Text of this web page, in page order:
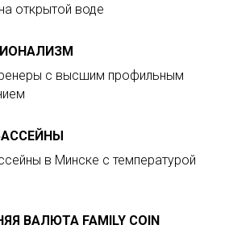
открытой воде
с высшим профильным
в Минске с температурой
ВАЛЮТА FAMILY COIN